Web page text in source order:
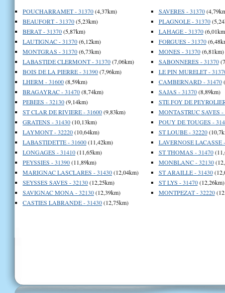
POUCHARRAMET - 31370(4,37km)
BEAUFORT - 31370(5,23km)
BERAT - 31370(5,87km)
LAUTIGNAC - 31370(6,12km)
MONTGRAS - 31370(6,73km)
LABASTIDE CLERMONT - 31370(7,06km)
BOIS DE LA PIERRE - 31390(7,96km)
LHERM - 31600(8,59km)
BRAGAYRAC - 31470(8,74km)
PEBEES - 32130(9,14km)
ST CLAR DE RIVIERE - 31600(9,83km)
GRATENS - 31430(10,13km)
LAYMONT - 32220(10,64km)
LABASTIDETTE - 31600(11,42km)
LONGAGES - 31410(11,65km)
PEYSSIES - 31390(11,89km)
MARIGNAC LASCLARES - 31430(12,04km)
SEYSSES SAVES - 32130(12,25km)
SAVIGNAC MONA - 32130(12,39km)
CASTIES LABRANDE - 31430(12,75km)
SAVERES - 31370
PLAGNOLE - 31370
LAHAGE - 31370
FORGUES - 31370
MONES - 31370(6,81km)
SABONNERES - 31370
LE PIN MURELET -
CAMBERNARD - 31470
SAJAS - 31370(8,89km)
STE FOY DE
MONTASTRUC SAVES -
POUY DE TOUGES -
ST LOUBE - 32220
LAVERNOSE LACASSE
ST THOMAS - 31470
MONBLANC - 32130
ST ARAILLE - 31430
ST LYS - 31470(12,26km)
MONTPEZAT - 32220